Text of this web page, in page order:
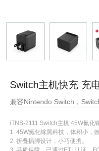
Switch主机快充 充
兼容Nintendo Switch，
iTNS-2111 Switch主机 45W氮化
1. 45W氮化镓黑科技，体积小，
2. 折叠插脚设计，小巧便携。